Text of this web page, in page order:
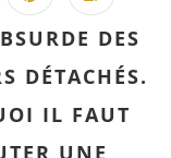
DES
DÉTACHÉS.
IL FAUT
UNE